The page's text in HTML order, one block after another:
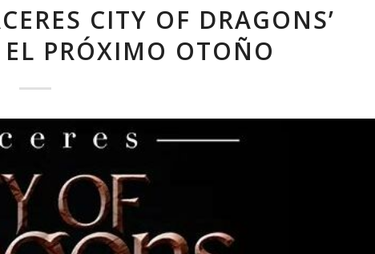
CITY OF DRAGONS’
PRÓXIMO OTOÑO